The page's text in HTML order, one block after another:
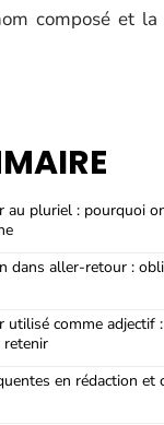
composé et
au pluriel : pourquoi
dans aller-retour :
comme adjectif
retenir
en rédaction et